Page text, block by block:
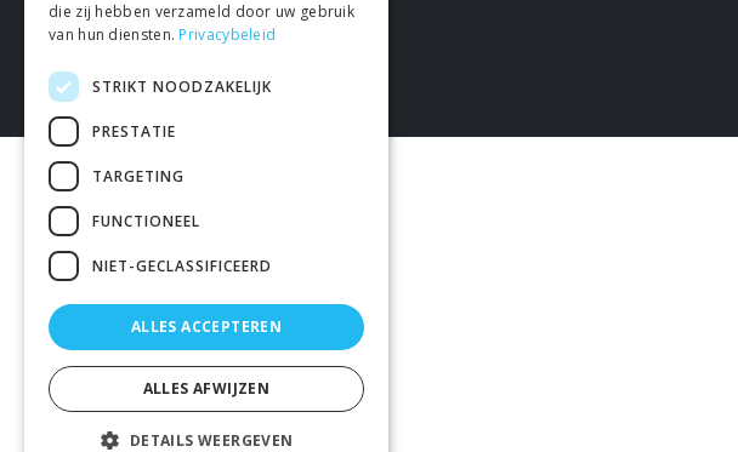
die zij hebben verzameld door uw gebruik
van hun diensten. Privacybeleid
STRIKT NOODZAKELIJK
PRESTATIE
TARGETING
FUNCTIONEEL
NIET-GECLASSIFICEERD
ALLES ACCEPTEREN
ALLES AFWIJZEN
DETAILS WEERGEVEN